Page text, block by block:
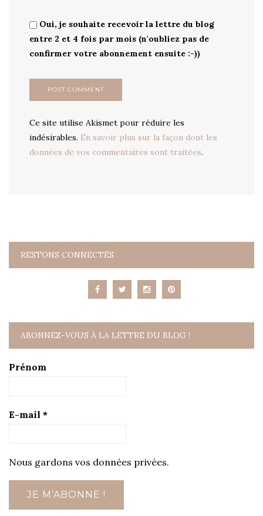
Oui, je souhaite recevoir la lettre du blog
entre 2 et 4 fois par mois (n'oubliez pas de
confirmer votre abonnement ensuite :-))
Ce site utilise Akismet pour réduire les
indésirables. En savoir plus sur la façon dont les
données de vos commentaires sont traitées.
RESTONS CONNECTÉS
ABONNEZ-VOUS À LA LETTRE DU BLOG !
Prénom
E-mail *
Nous gardons vos données privées.